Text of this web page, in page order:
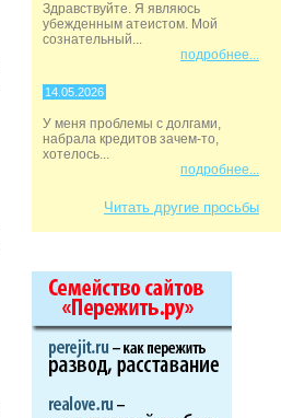
Здравствуйте. Я являюсь
убежденным атеистом. Мой
сознательный...
подробнее...
14.05.2026
У меня проблемы с долгами,
набрала кредитов зачем-то,
хотелось...
подробнее...
Читать другие просьбы